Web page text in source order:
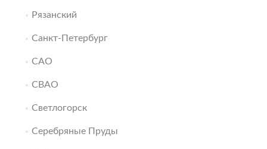
Рязанский
Санкт-Петербург
САО
СВАО
Светлогорск
Серебряные Пруды